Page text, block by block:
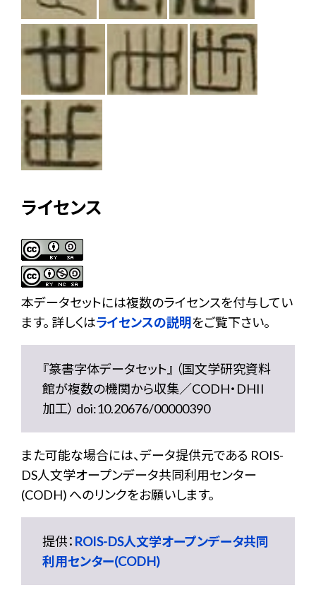
ライセンス
本データセットには複数のライセンスを付与してい
ます。 詳しくはライセンスの説明をご覧下さい。
『篆書字体データセット』 （国文学研究資料
館が複数の機関から収集／CODH・DHII
加工） doi:10.20676/00000390
また可能な場合には、データ提供元である ROIS-
DS人文学オープンデータ共同利用センター
(CODH) へのリンクをお願いします。
提供： ROIS-DS人文学オープンデータ共同
利用センター(CODH)